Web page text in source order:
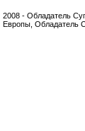
2008 - Обладатель
Европы, Обладатель